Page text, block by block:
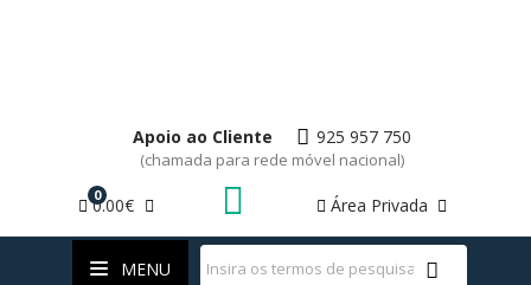
WhatsApp
Apoio ao Cliente 925 957 750
(chamada para rede móvel nacional)
Área Privada
0
0.00€
MENU